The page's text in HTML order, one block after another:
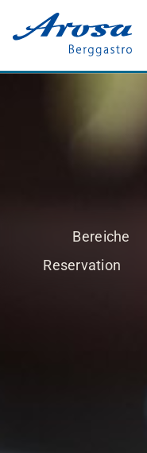
Bereiche
Reservation